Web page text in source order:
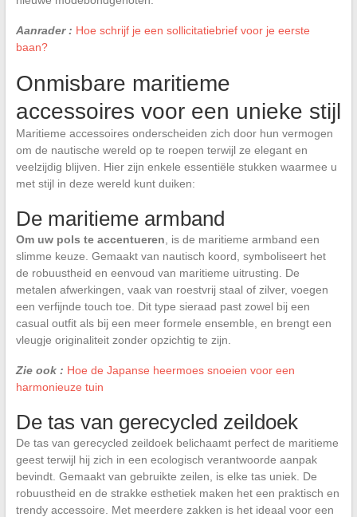
Aanrader : Hoe schrijf je een sollicitatiebrief voor je eerste
baan?
Onmisbare maritieme
accessoires voor een unieke stijl
Maritieme accessoires onderscheiden zich door hun vermogen
om de nautische wereld op te roepen terwijl ze elegant en
veelzijdig blijven. Hier zijn enkele essentiële stukken waarmee u
met stijl in deze wereld kunt duiken:
De maritieme armband
Om uw pols te accentueren , is de maritieme armband een
slimme keuze. Gemaakt van nautisch koord, symboliseert het
de robuustheid en eenvoud van maritieme uitrusting. De
metalen afwerkingen, vaak van roestvrij staal of zilver, voegen
een verfijnde touch toe. Dit type sieraad past zowel bij een
casual outfit als bij een meer formele ensemble, en brengt een
vleugje originaliteit zonder opzichtig te zijn.
Zie ook : Hoe de Japanse heermoes snoeien voor een
harmonieuze tuin
De tas van gerecycled zeildoek
De tas van gerecycled zeildoek belichaamt perfect de maritieme
geest terwijl hij zich in een ecologisch verantwoorde aanpak
bevindt. Gemaakt van gebruikte zeilen, is elke tas uniek. De
robuustheid en de strakke esthetiek maken het een praktisch en
trendy accessoire. Met meerdere zakken is het ideaal voor een